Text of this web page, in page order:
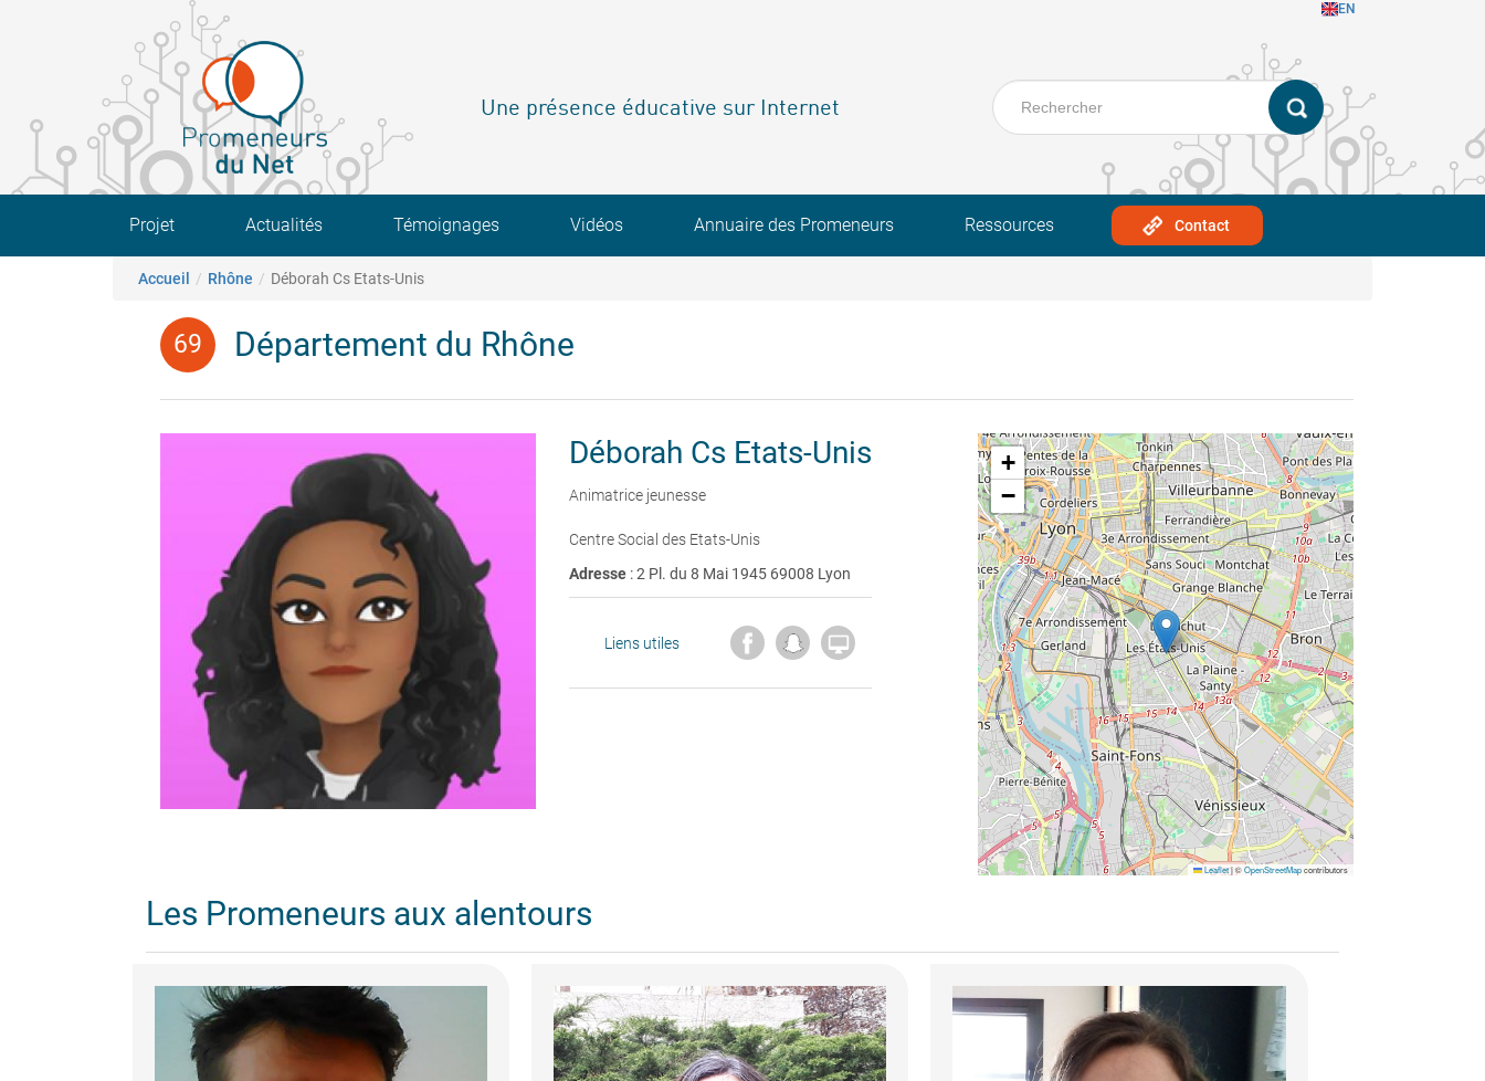
EN
Une présence éducative sur Internet
Main navigation
Projet Actualités Témoignages Vidéos Annuaire des Promeneurs Ressources Contact
Fil d'Ariane
Accueil Rhône Déborah Cs Etats-Unis
Département du Rhône
Déborah Cs Etats-Unis
Animatrice jeunesse
Centre Social des Etats-Unis
Adresse : 2 Pl. du 8 Mai 1945 69008 Lyon
Liens utiles 
+
−
Leaflet|©OpenStreetMapcontributors
Les Promeneurs aux alentours